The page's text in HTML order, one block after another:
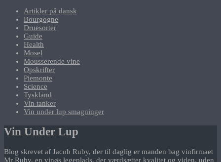
Artikler på dansk
Bourgogne
Druesorter
Guide
Health
Mosel
Mousserende vine
Opskrifter
Piemonte
Science
Tyskland
Vin tanker
Vin under lup smagninger
Vin Under Lup
Blog skrevet af Jacob Ruby, der til daglig er manden bag vinfirmaet
Mr Ruby, en vinøs legeplads, der værdsætter kvalitet og viden, uden